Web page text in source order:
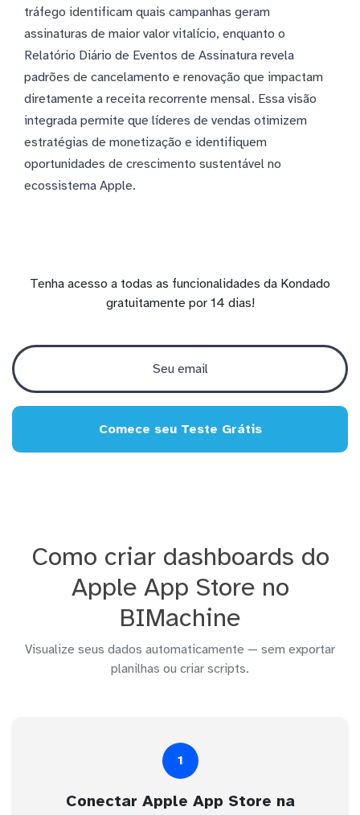
tráfego identificam quais campanhas geram
assinaturas de maior valor vitalício, enquanto o
Relatório Diário de Eventos de Assinatura revela
padrões de cancelamento e renovação que impactam
diretamente a receita recorrente mensal. Essa visão
integrada permite que líderes de vendas otimizem
estratégias de monetização e identifiquem
oportunidades de crescimento sustentável no
ecossistema Apple.
Tenha acesso a todas as funcionalidades da Kondado
gratuitamente por 14 dias!
Comece seu Teste Grátis
Como criar dashboards do
Apple App Store no
BIMachine
Visualize seus dados automaticamente — sem exportar
planilhas ou criar scripts.
1
Conectar Apple App Store na